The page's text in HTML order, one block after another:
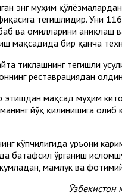
энг муҳим
тегишлидир. Уни
ва омилларини аниқлаш
мақсадида бир қанча
тиклашнинг тегишли
реставрациядан
мақсад муҳим
йўқ қилинишига
кўпчилигида Қуръони
ўрганиш
мамлук ва